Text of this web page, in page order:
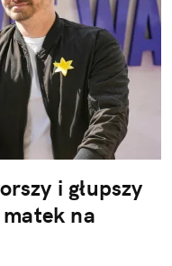
i głupszy
na